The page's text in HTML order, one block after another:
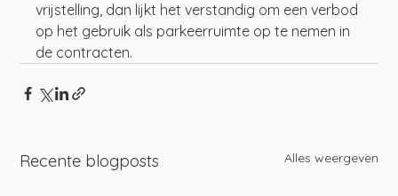
vrijstelling, dan lijkt het verstandig om een verbod
op het gebruik als parkeerruimte op te nemen in
de contracten.
Recente blogposts Alles weergeven